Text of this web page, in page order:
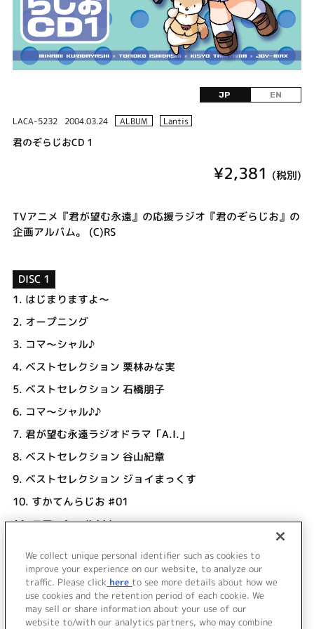
JP EN
LACA-5232 2004.03.24 ALBUM Lantis
君のぞらじおCD 1
¥2,381 (税別)
TVアニメ『君が望む永遠』の応援ラジオ『君のぞらじお』の
企画アルバム。 (C)RS
DISC 1
1. はじまりますよ～
2. オープニング
3. コマ～シャル♪
4. ベストセレクション 栗林みな実
5. ベストセレクション 石橋朋子
6. コマ～シャル♪♪
7. 君が望む永遠ラジオドラマ「A.I.」
8. ベストセレクション 谷山紀章
9. ベストセレクション ジョイまっくす
10. すかてんらじお ♯01
11.コマ～シャル♪♪♪
13. お・ま・け
＜ BACK
We collect unique personal identifier such as cookies to
improve your experience on our website, to analyze our
traffic. Please click here to see more details about how we
use cookies and the retention period of each cookie. We
may sell or share information about your use of our
website to/with our analytics partners, who may combine